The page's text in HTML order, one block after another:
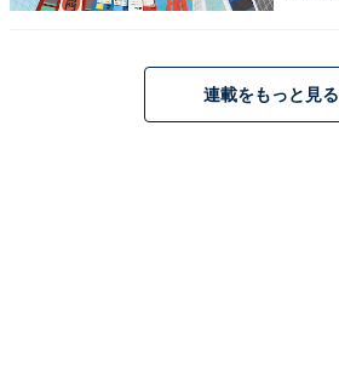
連載をもっと見る